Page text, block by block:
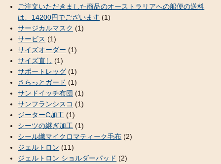
ご注文いただきました商品のオーストラリアへの船便の送料
は、14200円でございます (1)
サージカルマスク (1)
サービス (1)
サイズオーダー (1)
サイズ直し (1)
サポートレッグ (1)
さらっとガード (1)
サンドイッチ布団 (1)
サンフランシスコ (1)
ジーターC加工 (1)
シーツの継ぎ加工 (1)
シール織マイクロマティーク毛布 (2)
ジェルトロン (11)
ジェルトロン ショルダーパッド (2)